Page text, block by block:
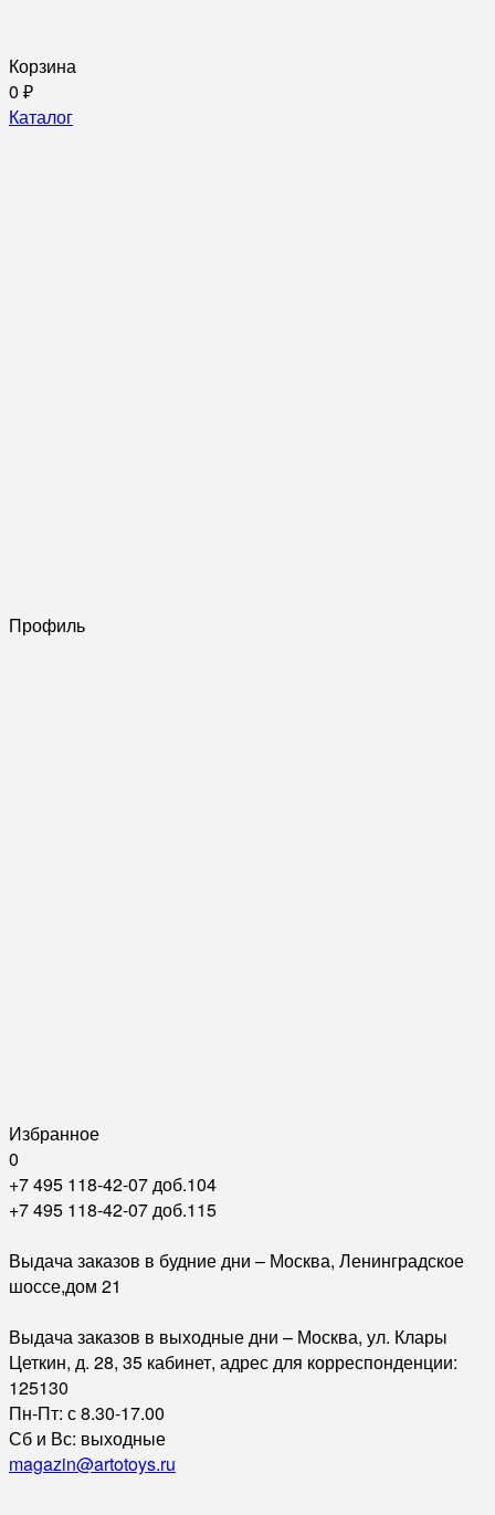
Корзина
0 ₽
Каталог
Профиль
Избранное
0
+7 495 118-42-07 доб.104
+7 495 118-42-07 доб.115
Выдача заказов в будние дни – Москва, Ленинградское
шоссе,дом 21
Выдача заказов в выходные дни – Москва, ул. Клары
Цеткин, д. 28, 35 кабинет, адрес для корреспонденции:
125130
Пн-Пт: с 8.30-17.00
Сб и Вс: выходные
magazin@artotoys.ru